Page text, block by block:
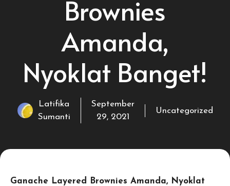
Brownies
Amanda,
Nyoklat Banget!
Latifika
Sumanti
September
29, 2021
Uncategorized
Ganache Layered Brownies Amanda, Nyoklat